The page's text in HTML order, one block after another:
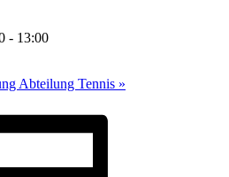
- 13:00
Abteilung Tennis »